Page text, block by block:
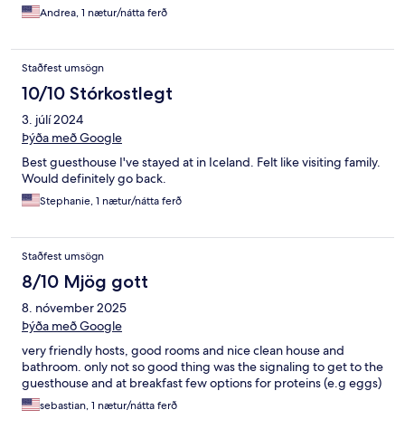
Andrea, 1 nætur/nátta ferð
Staðfest umsögn
10/10 Stórkostlegt
3. júlí 2024
Þýða með Google
Best guesthouse I've stayed at in Iceland. Felt like visiting family.
Would definitely go back.
Stephanie, 1 nætur/nátta ferð
Staðfest umsögn
8/10 Mjög gott
8. nóvember 2025
Þýða með Google
very friendly hosts, good rooms and nice clean house and
bathroom. only not so good thing was the signaling to get to the
guesthouse and at breakfast few options for proteins (e.g eggs)
sebastian, 1 nætur/nátta ferð